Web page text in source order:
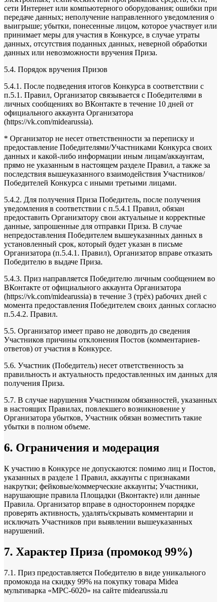
сети Интернет или компьютерного оборудования; ошибки при
передаче данных; неполучение направленного уведомления о
выигрыше; убытки, понесенные лицом, которое участвует или
принимает меры для участия в Конкурсе, в случае утраты
данных, отсутствия поданных данных, неверной обработки
данных или невозможности вручения Приза.
5.4. Порядок вручения Призов
5.4.1. После подведения итогов Конкурса в соответствии с
п.5.1. Правил, Организатор связывается с Победителями в
личных сообщениях во ВКонтакте в течение 10 дней от
официального аккаунта Организатора
(https://vk.com/midearussia).
* Организатор не несет ответственности за переписку и
предоставление Победителями/Участниками Конкурса своих
данных и какой-либо информации иным лицам/аккаунтам,
прямо не указанным в настоящем разделе Правил, а также за
последствия вышеуказанного взаимодействия Участников/
Победителей Конкурса с иными третьими лицами.
5.4.2. Для получения Приза Победитель, после получения
уведомления в соответствии с п.5.4.1 Правил, обязан
предоставить Организатору свои актуальные и корректные
данные, запрошенные для отправки Приза. В случае
непредоставления Победителем вышеуказанных данных в
установленный срок, который будет указан в письме
Организатора (п.5.4.1. Правил), Организатор вправе отказать
Победителю в выдаче Приза.
5.4.3. Приз направляется Победителю личным сообщением во
ВКонтакте от официального аккаунта Организатора
(https://vk.com/midearussia) в течение 3 (трёх) рабочих дней с
момента предоставления Победителем своих данных согласно
п.5.4.2. Правил.
5.5. Организатор имеет право не доводить до сведения
Участников причины отклонения Постов (комментариев-
ответов) от участия в Конкурсе.
5.6. Участник (Победитель) несет ответственность за
правильность и актуальность предоставленных им данных для
получения Приза.
5.7. В случае нарушения Участником обязанностей, указанных
в настоящих Правилах, повлекшего возникновение у
Организатора убытков, Участник обязан возместить такие
убытки в полном объеме.
6. Ограничения и модерация
К участию в Конкурсе не допускаются: помимо лиц и Постов,
указанных в разделе 1 Правил, аккаунты с признаками
накрутки; фейковые/коммерческие аккаунты; Участники,
нарушающие правила Площадки (Вконтакте) или данные
Правила. Организатор вправе в одностороннем порядке
проверять активность, удалять/скрывать комментарии и
исключать Участников при выявлении вышеуказанных
нарушений.
7. Характер Приза (промокод 99%)
7.1. Приз предоставляется Победителю в виде уникального
промокода на скидку 99% на покупку товара Midea
мультиварка «MPC-6020» на сайте midearussia.ru